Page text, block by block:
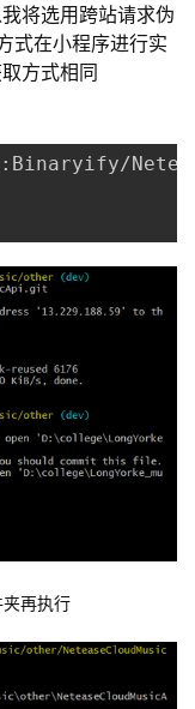
将选用跨站请求伪
式在小程序进行实
方式相同
再执行